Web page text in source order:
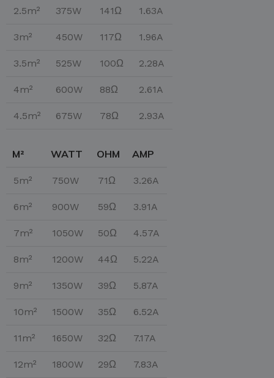
2.5m² 375W 141Ω 1.63A
3m² 450W 117Ω 1.96A
3.5m² 525W 100Ω 2.28A
4m² 600W 88Ω 2.61A
4.5m² 675W 78Ω 2.93A
M² WATT OHM AMP
5m² 750W 71Ω 3.26A
6m² 900W 59Ω 3.91A
7m² 1050W 50Ω 4.57A
8m² 1200W 44Ω 5.22A
9m² 1350W 39Ω 5.87A
10m² 1500W 35Ω 6.52A
11m² 1650W 32Ω 7.17A
12m² 1800W 29Ω 7.83A